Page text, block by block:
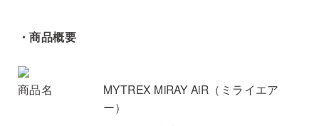
・商品概要
商品名
MYTREX MiRAY AiR（ミライエア
ー）